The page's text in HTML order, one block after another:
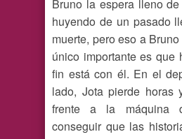
Bruno la espera lleno
huyendo de un pasado
muerte, pero eso a
único importante es que
fin está con él. En el
lado, Jota pierde horas
frente a la máquina
conseguir que las